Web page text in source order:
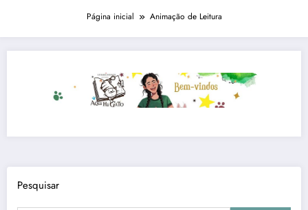
Página inicial Animação de Leitura
Pesquisar